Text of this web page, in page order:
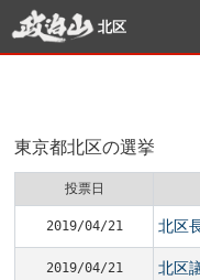
北区
東京都北区の選挙
投票日
2019/04/21 北区
2019/04/21 北区